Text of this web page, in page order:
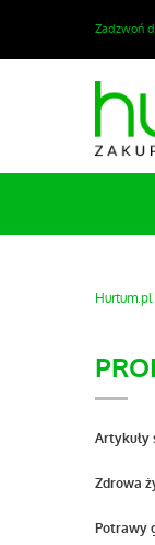
Zadzwoń
Hurtum.pl
Artykuły
Zdrowa
Potrawy